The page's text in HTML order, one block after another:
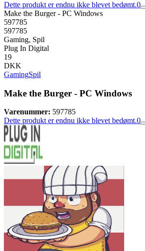
Dette produkt er endnu ikke blevet bedømt.0
Make the Burger - PC Windows
597785
597785
Gaming, Spil
Plug In Digital
19
DKK
GamingSpil
Make the Burger - PC Windows
Varenummer: 597785
Dette produkt er endnu ikke blevet bedømt.0